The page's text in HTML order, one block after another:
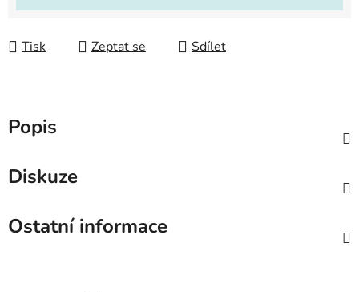
Tisk Zeptat se Sdílet
Popis
Diskuze
Ostatní informace